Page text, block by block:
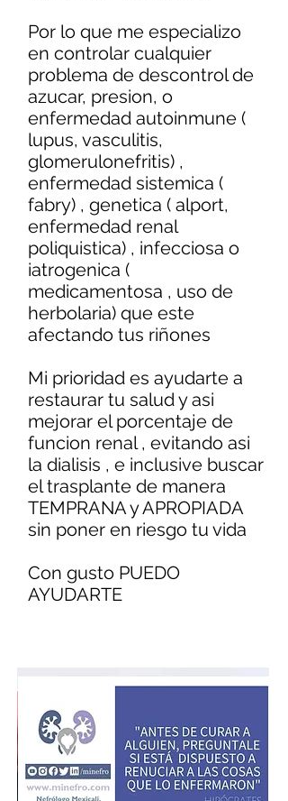
Por lo que me especializo
en controlar cualquier
problema de descontrol de
azucar, presion, o
enfermedad autoinmune (
lupus, vasculitis,
glomerulonefritis) ,
enfermedad sistemica (
fabry) , genetica ( alport,
enfermedad renal
poliquistica) , infecciosa o
iatrogenica (
medicamentosa , uso de
herbolaria) que este
afectando tus riñones
Mi prioridad es ayudarte a
restaurar tu salud y asi
mejorar el porcentaje de
funcion renal , evitando asi
la dialisis , e inclusive buscar
el trasplante de manera
TEMPRANA y APROPIADA
sin poner en riesgo tu vida
Con gusto PUEDO
AYUDARTE